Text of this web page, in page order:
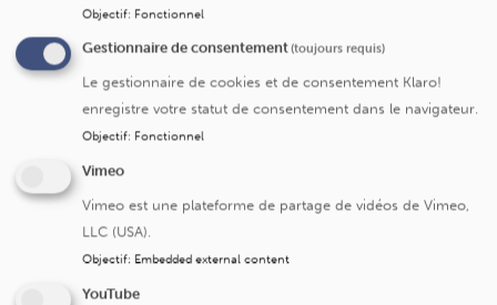
Cliniques universitaires Saint-Luc
Objectif: Fonctionnel
Gestionnaire de consentement(toujours requis)
Le gestionnaire de cookies et de consentement Klaro!
enregistre votre statut de consentement dans le navigateur.
Objectif: Fonctionnel
Vimeo
Vimeo est une plateforme de partage de vidéos de Vimeo,
LLC (USA).
Objectif: Embedded external content
YouTube